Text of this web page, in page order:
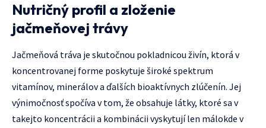
Nutričný profil a zloženie
jačmeňovej trávy
Jačmeňová tráva je skutočnou pokladnicou živín, ktorá v
koncentrovanej forme poskytuje široké spektrum
vitamínov, minerálov a ďalších bioaktívnych zlúčenín. Jej
výnimočnosť spočíva v tom, že obsahuje látky, ktoré sa v
takejto koncentrácii a kombinácii vyskytují len málokde v